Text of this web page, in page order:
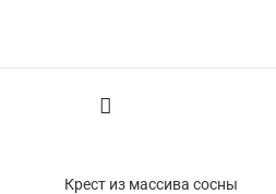
Крест из массива сосны